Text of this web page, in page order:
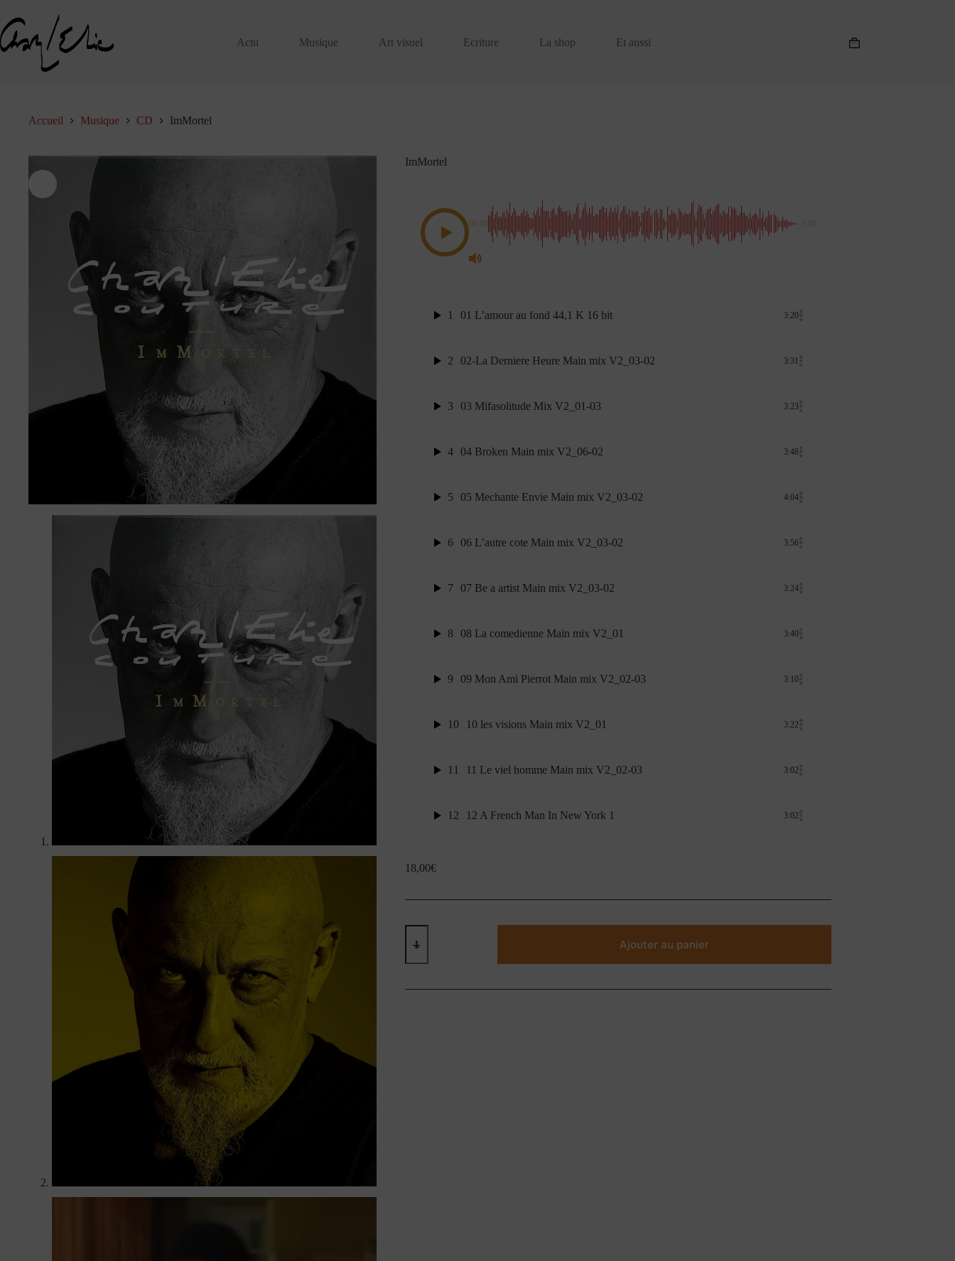
contenu
Actu
Musique Art visuel Ecriture La shop Et aussi
Panier
Accueil Musique CD ImMortel
ImMortel
00:00 -3:20
1 01 L’amour au fond 44,1 K 16 bit 3:20
2 02-La Derniere Heure Main mix V2_03-02 3:31
3 03 Mifasolitude Mix V2_01-03 3:23
4 04 Broken Main mix V2_06-02 3:48
5 05 Mechante Envie Main mix V2_03-02 4:04
6 06 L’autre cote Main mix V2_03-02 3:56
7 07 Be a artist Main mix V2_03-02 3:24
8 08 La comedienne Main mix V2_01 3:40
9 09 Mon Ami Pierrot Main mix V2_02-03 3:10
10 10 les visions Main mix V2_01 3:22
11 11 Le viel homme Main mix V2_02-03 3:02
12 12 A French Man In New York 1 3:02
18,00€
quantité
de
Ajouter au panier